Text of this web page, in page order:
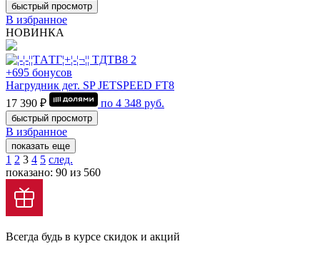
быстрый просмотр
В избранное
НОВИНКА
+695 бонусов
Нагрудник дет. SP JETSPEED FT8
17 390 ₽
по 4 348 руб.
быстрый просмотр
В избранное
показать еще
1 2 3 4 5 след.
показано: 90 из 560
Всегда будь в курсе скидок и акций